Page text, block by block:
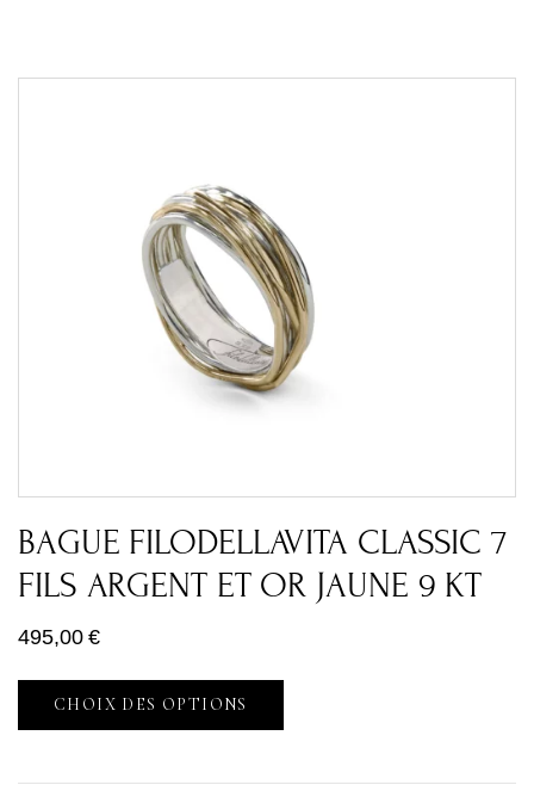
BAGUE FILODELLAVITA CLASSIC 7
FILS ARGENT ET OR JAUNE 9 KT
495,00€
CHOIX DES OPTIONS